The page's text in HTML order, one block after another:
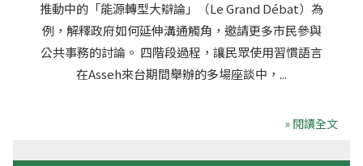
推動中的「能源轉型大辯論」（Le Grand Débat）為
例，解釋政府如何延伸溝通觸角，邀請更多市民參與
公共事務的討論。 四階段過程，讓民眾使用習慣語言
在Asseh來台期間舉辦的多場座談中，...
» 閱讀全文